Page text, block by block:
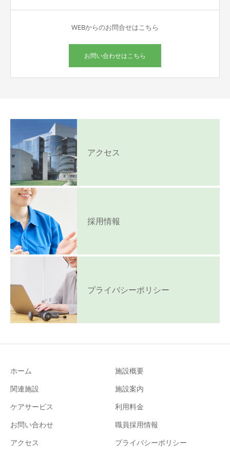
WEBからのお問合せはこちら
お問い合わせはこちら
アクセス
採用情報
プライバシーポリシー
ホーム
施設概要
関連施設
施設案内
ケアサービス
利用料金
お問い合わせ
職員採用情報
アクセス
プライバシーポリシー